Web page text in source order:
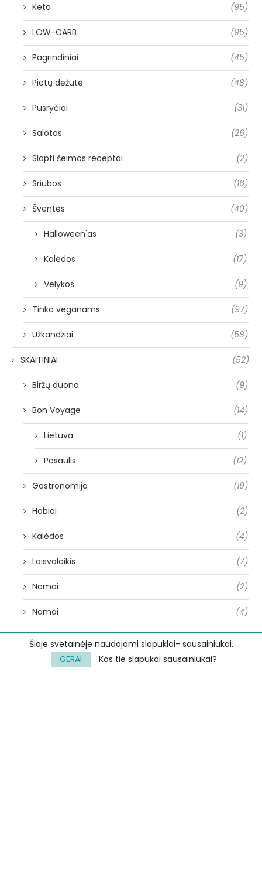
Keto (95)
LOW-CARB (95)
Pagrindiniai (45)
Pietų dėžutė (48)
Pusryčiai (31)
Salotos (26)
Slapti šeimos receptai (2)
Sriubos (16)
Šventės (40)
Halloween'as (3)
Kalėdos (17)
Velykos (9)
Tinka veganams (97)
Užkandžiai (58)
SKAITINIAI (52)
Biržų duona (9)
Bon Voyage (14)
Lietuva (1)
Pasaulis (12)
Gastronomija (19)
Hobiai (2)
Kalėdos (4)
Laisvalaikis (7)
Namai (2)
Namai (4)
Neradę sau vietos (2)
Pasidaryk pats
Šioje svetainėje naudojami slapuklai- sausainiukai.
GERAI
Kas tie slapukai sausainiukai?